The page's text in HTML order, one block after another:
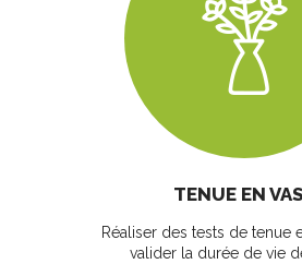
TENUE EN
Réaliser des tests de tenue
valider la durée de vie